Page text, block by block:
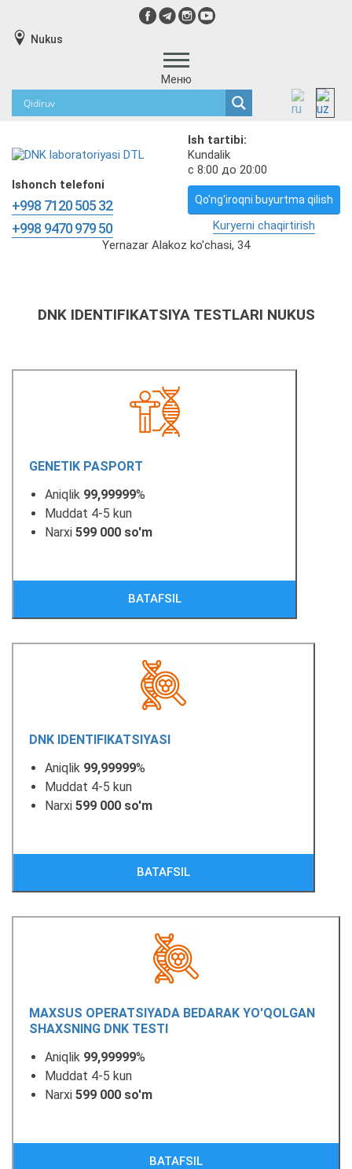
Nukus
Меню
Ish tartibi:
Kundalik
с 8:00 до 20:00
Ishonch telefoni
+998 7120 505 32
+998 9470 979 50
Qo'ng'iroqni buyurtma qilish
Kuryerni chaqirtirish
Yernazar Alakoz ko'chasi, 34
DNK IDENTIFIKATSIYA TESTLARI NUKUS
GENETIK PASPORT
Aniqlik 99,99999%
Muddat 4-5 kun
Narxi 599 000 so'm
BATAFSIL
DNK IDENTIFIKATSIYASI
Aniqlik 99,99999%
Muddat 4-5 kun
Narxi 599 000 so'm
BATAFSIL
MAXSUS OPERATSIYADA BEDARAK YO'QOLGAN
SHAXSNING DNK TESTI
Aniqlik 99,99999%
Muddat 4-5 kun
Narxi 599 000 so'm
BATAFSIL